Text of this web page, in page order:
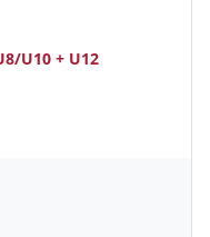
U10 + U12